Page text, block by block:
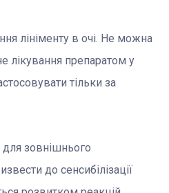
лініменту в очі. Не можна
лікування препаратом у
тільки за
для зовнішнього
до сенсибілізації